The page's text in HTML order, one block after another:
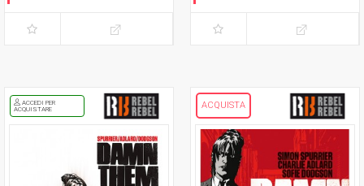
Rapoza"
ACCEDI PER
ACQUISTARE
ACQUISTA